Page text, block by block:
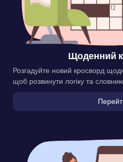
Щоденний
Розгадуйте новий кросворд
щоб розвинути логіку та